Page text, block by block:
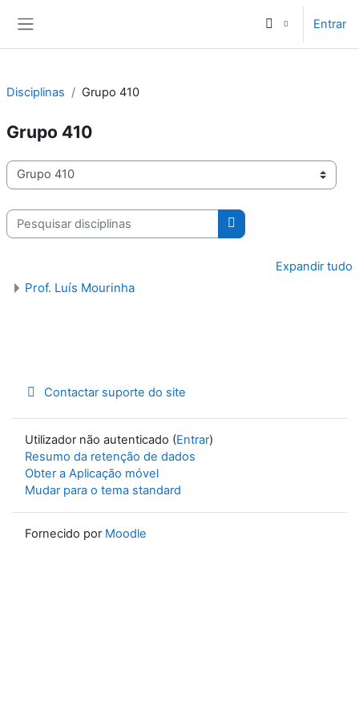
Entrar
Disciplinas Grupo 410
Grupo 410
Categorias de disciplinas
Pesquisar disciplinas
Pesquisar disciplinas
Expandir tudo
Prof. Luís Mourinha
Contactar suporte do site
Utilizador não autenticado (Entrar)
Resumo da retenção de dados
Obter a Aplicação móvel
Mudar para o tema standard
Fornecido por Moodle